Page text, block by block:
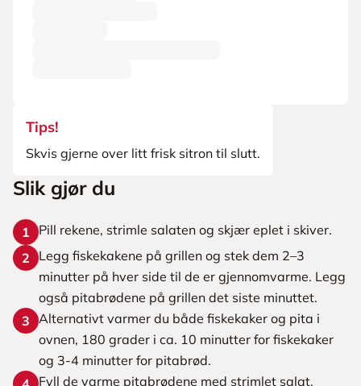
Tips!
Skvis gjerne over litt frisk sitron til slutt.
Slik gjør du
1
Pill rekene, strimle salaten og skjær eplet i skiver.
2
Legg fiskekakene på grillen og stek dem 2–3
minutter på hver side til de er gjennomvarme. Legg
også pitabrødene på grillen det siste minuttet.
3 Alternativt varmer du både fiskekaker og pita i
ovnen, 180 grader i ca. 10 minutter for fiskekaker
og 3-4 minutter for pitabrød.
Fyll de varme pitabrødene med strimlet salat,